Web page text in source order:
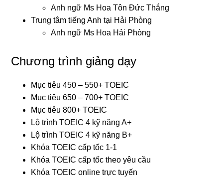
Anh ngữ Ms Hoa Tôn Đức Thắng
Trung tâm tiếng Anh tại Hải Phòng
Anh ngữ Ms Hoa Hải Phòng
Chương trình giảng dạy
Mục tiêu 450 – 550+ TOEIC
Mục tiêu 650 – 700+ TOEIC
Mục tiêu 800+ TOEIC
Lộ trình TOEIC 4 kỹ năng A+
Lộ trình TOEIC 4 kỹ năng B+
Khóa TOEIC cấp tốc 1-1
Khóa TOEIC cấp tốc theo yêu cầu
Khóa TOEIC online trực tuyến